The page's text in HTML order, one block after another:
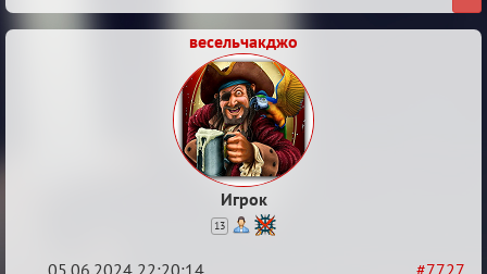
весельчакджо
Игрок
13
#7727
05.06.2024 22:20:14